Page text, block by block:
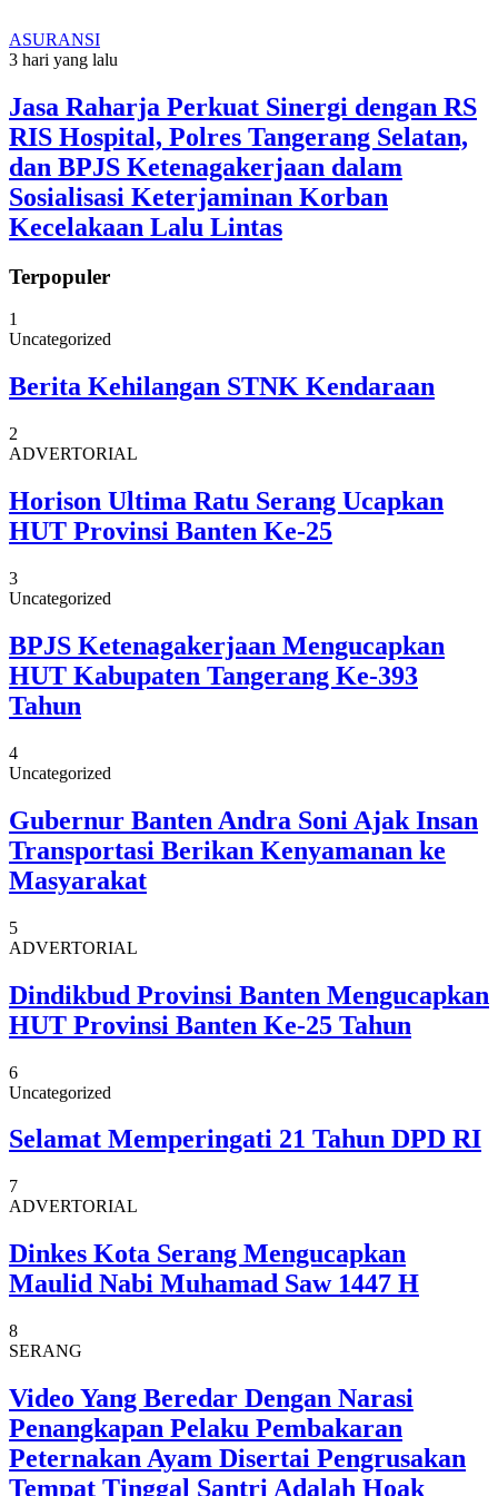
ASURANSI
3 hari yang lalu
Jasa Raharja Perkuat Sinergi dengan RS
RIS Hospital, Polres Tangerang Selatan,
dan BPJS Ketenagakerjaan dalam
Sosialisasi Keterjaminan Korban
Kecelakaan Lalu Lintas
Terpopuler
1
Uncategorized
Berita Kehilangan STNK Kendaraan
2
ADVERTORIAL
Horison Ultima Ratu Serang Ucapkan
HUT Provinsi Banten Ke-25
3
Uncategorized
BPJS Ketenagakerjaan Mengucapkan
HUT Kabupaten Tangerang Ke-393
Tahun
4
Uncategorized
Gubernur Banten Andra Soni Ajak Insan
Transportasi Berikan Kenyamanan ke
Masyarakat
5
ADVERTORIAL
Dindikbud Provinsi Banten Mengucapkan
HUT Provinsi Banten Ke-25 Tahun
6
Uncategorized
Selamat Memperingati 21 Tahun DPD RI
7
ADVERTORIAL
Dinkes Kota Serang Mengucapkan
Maulid Nabi Muhamad Saw 1447 H
8
SERANG
Video Yang Beredar Dengan Narasi
Penangkapan Pelaku Pembakaran
Peternakan Ayam Disertai Pengrusakan
Tempat Tinggal Santri Adalah Hoak